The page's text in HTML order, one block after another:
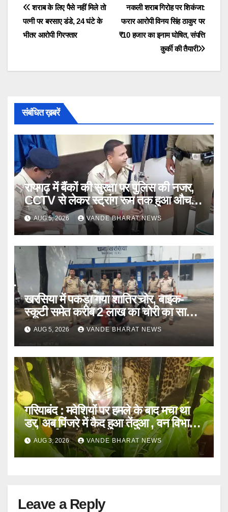
Post
navigation
नकली शराब गिरोह पर शिकंजा:
फरार आरोपी विनय सिंह ठाकुर पर
₹10 हजार का इनाम घोषित, संपत्ति
कुर्की की तैयारी
शराब के लिए पैसे नहीं मिले तो
पत्नी पर बरसाए डंडे, 24 घंटे के
भीतर आरोपी गिरफ्तार
संबंधित ख़बरें
रायगढ़ में बैंकों की सुरक्षा पर पुलिस की नजर,
CCTV से लेकर स्ट्रांग रूम तक हुआ औचक
निरीक्षण
AUG 5, 2026 VANDE BHARAT NEWS
खरसिया में पकड़ा गया शातिर चोर, बाइक-
स्कूटी समेत करीब 2 लाख का चोरी का सामान
बरामद
AUG 5, 2026 VANDE BHARAT NEWS
गरियाबंद : मवेशियों पर हमले के बाद मचा था
डर, अब पिंजरे में कैद हुआ तेंदुआ , वन विभाग
की सतर्कता से टला खतरा
AUG 3, 2026 VANDE BHARAT NEWS
Leave a Reply